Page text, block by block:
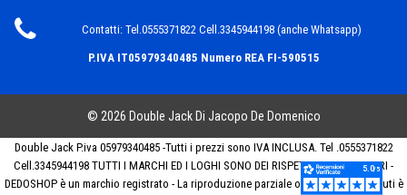
Contatti: Tel.0555371822 Cell.3345944198 (anche Whatsapp)
P.IVA IT05979340485 Numero REA FI-590515
© 2026 Double Jack Di Jacopo De Domenico
Double Jack P.iva 05979340485 -Tutti i prezzi sono IVA INCLUSA. Tel .0555371822
Cell.3345944198 TUTTI I MARCHI ED I LOGHI SONO DEI RISPETTIVI PROPRIETARI -
DEDOSHOP è un marchio registrato - La riproduzione parziale o totale dei contenuti è